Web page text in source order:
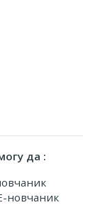
да :
новчаник